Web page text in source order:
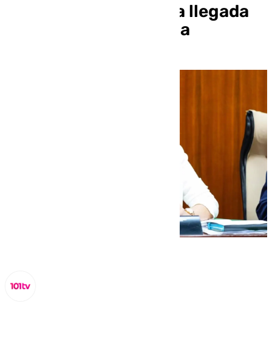
información» sobre la llegada
de migrantes a Málaga